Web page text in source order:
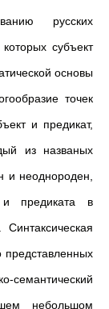
русских
субъект
основы
точек
и предикат,
из названых
и неоднороден,
предиката в
семантический
небольшом